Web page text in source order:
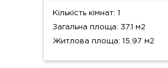
Кількість кімнат: 1
Загальна площа: 37.1 м2
Житлова площа: 15.97 м2